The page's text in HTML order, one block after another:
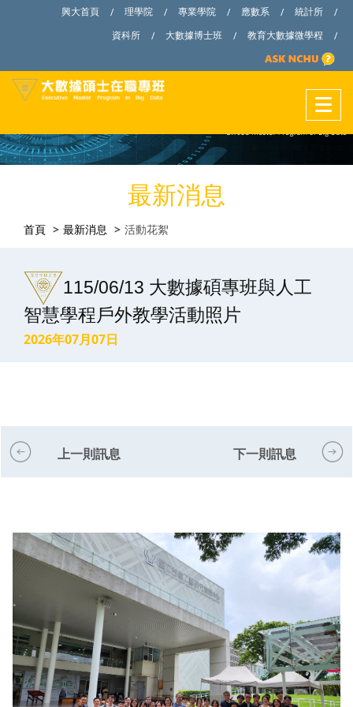
興大首頁 / 理學院 / 專業學院 / 應數系 / 統計所
/
資科所
/ 大數據博士班 / 教育大數據微學程 /
最新消息
首頁 最新消息 活動花絮
115/06/13 大數據碩專班與人工
智慧學程戶外教學活動照片
2026年07月07日
上一則訊息 下一則訊息